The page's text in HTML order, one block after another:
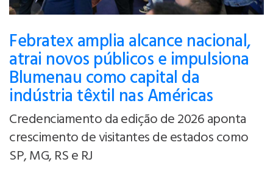
Febratex amplia alcance nacional,
atrai novos públicos e impulsiona
Blumenau como capital da
indústria têxtil nas Américas
Credenciamento da edição de 2026 aponta
crescimento de visitantes de estados como
SP, MG, RS e RJ